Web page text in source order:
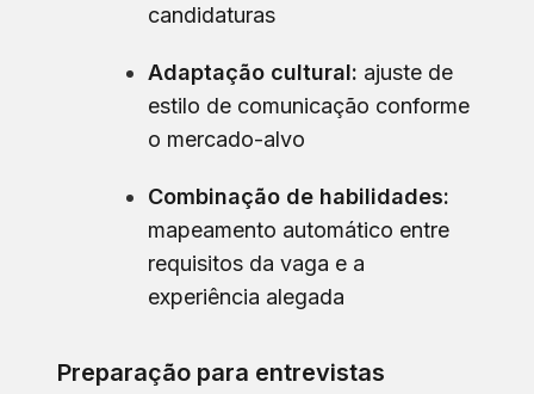
candidaturas
Adaptação cultural: ajuste de
estilo de comunicação conforme
o mercado-alvo
Combinação de habilidades:
mapeamento automático entre
requisitos da vaga e a
experiência alegada
Preparação para entrevistas